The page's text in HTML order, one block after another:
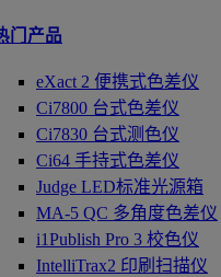
门产品
eXact 2 便携式色差仪
Ci7800 台式色差仪
Ci7830 台式测色仪
Ci64 手持式色差仪
Judge LED标准光源箱
MA-5 QC 多角度色差仪
i1Publish Pro 3 校色仪
IntelliTrax2 印刷扫描仪